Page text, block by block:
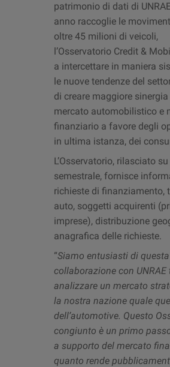
patrimonio di dati di
anno raccoglie le
oltre 45 milioni di veicoli,
l’Osservatorio Credit &
a intercettare in maniera
le nuove tendenze del
di creare maggiore sinergia
mercato automobilistico e
finanziario a favore degli
in ultima istanza, dei
L’Osservatorio, rilasciato
semestrale, fornisce
richieste di finanziamento,
auto, soggetti acquirenti
imprese), distribuzione
anagrafica delle richieste.
“Siamo entusiasti di questa
collaborazione con UNRAE
analizzare un mercato
la nostra nazione quale
dell’automotive. Questo
congiunto è un primo
a supporto del mercato
quanto rende